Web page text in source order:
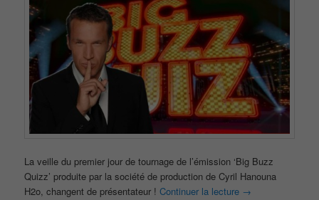
La veille du premier jour de tournage de l’émission ‘Big Buzz
Quizz’ produite par la société de production de Cyril Hanouna
H2o, changent de présentateur !Continuer la lecture →